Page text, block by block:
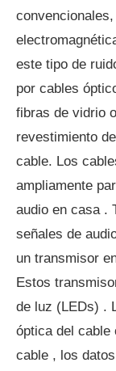
este tipo de
por cables
fibras de vidrio
revestimiento
cable. Los
ampliamente
audio en casa .
señales de
un transmisor
Estos
de luz (LEDs) .
óptica del cable
cable , los